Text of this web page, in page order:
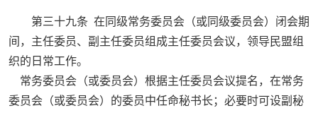
第三十九条 在同级常务委员会（或同级委员会）闭会期
间，主任委员、副主任委员组成主任委员会议，领导民盟组
织的日常工作。
常务委员会（或委员会）根据主任委员会议提名，在常务
委员会（或委员会）的委员中任命秘书长；必要时可设副秘